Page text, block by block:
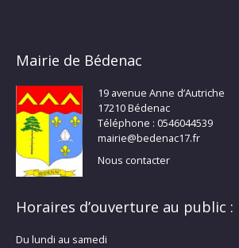
Mairie de Bédenac
19 avenue Anne d’Autriche
17210 Bédenac
Téléphone : 0546044539
mairie@bedenac17.fr
Nous contacter
Horaires d’ouverture au public :
Du lundi au samedi